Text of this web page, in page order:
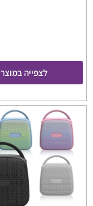
לצפייה במוצר